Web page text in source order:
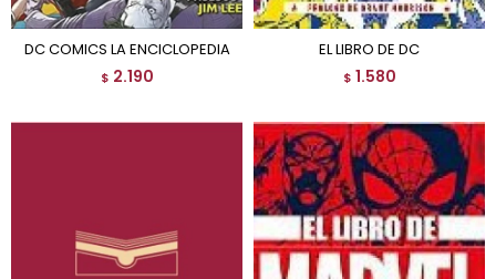
DC COMICS LA ENCICLOPEDIA
$ 2.190
EL LIBRO DE DC
$ 1.580